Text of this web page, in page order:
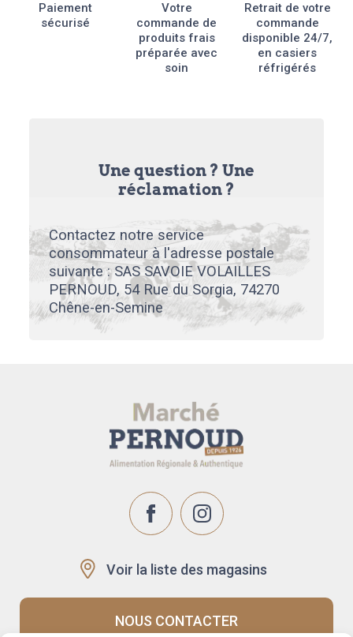
page
du
produit
Paiement
sécurisé
Votre
commande de
produits frais
préparée avec
soin
Retrait de votre
commande
disponible 24/7,
en casiers
réfrigérés
Une question ? Une
réclamation ?
Contactez notre service
consommateur à l'adresse postale
suivante : SAS SAVOIE VOLAILLES
PERNOUD, 54 Rue du Sorgia, 74270
Chêne-en-Semine
Voir la liste des magasins
NOUS CONTACTER